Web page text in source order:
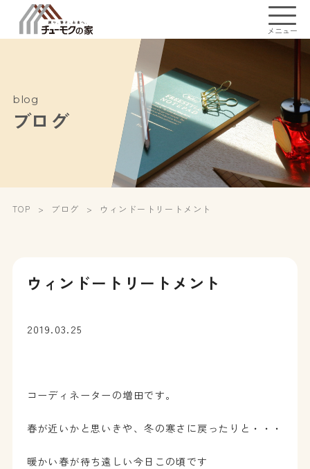
メニュー
blog
ブログ
TOP ブログ ウィンドートリートメント
ウィンドートリートメント
2019.03.25
コーディネーターの増田です。
春が近いかと思いきや、冬の寒さに戻ったりと・・・
暖かい春が待ち遠しい今日この頃です